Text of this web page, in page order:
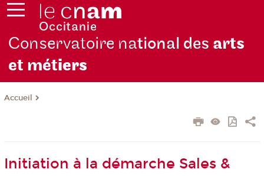
Conservatoire national des arts
et métiers
Accueil
Initiation à la démarche Sales &